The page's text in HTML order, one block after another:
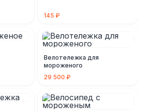
145 ₽
Велотележка для
мороженого
29 500 ₽